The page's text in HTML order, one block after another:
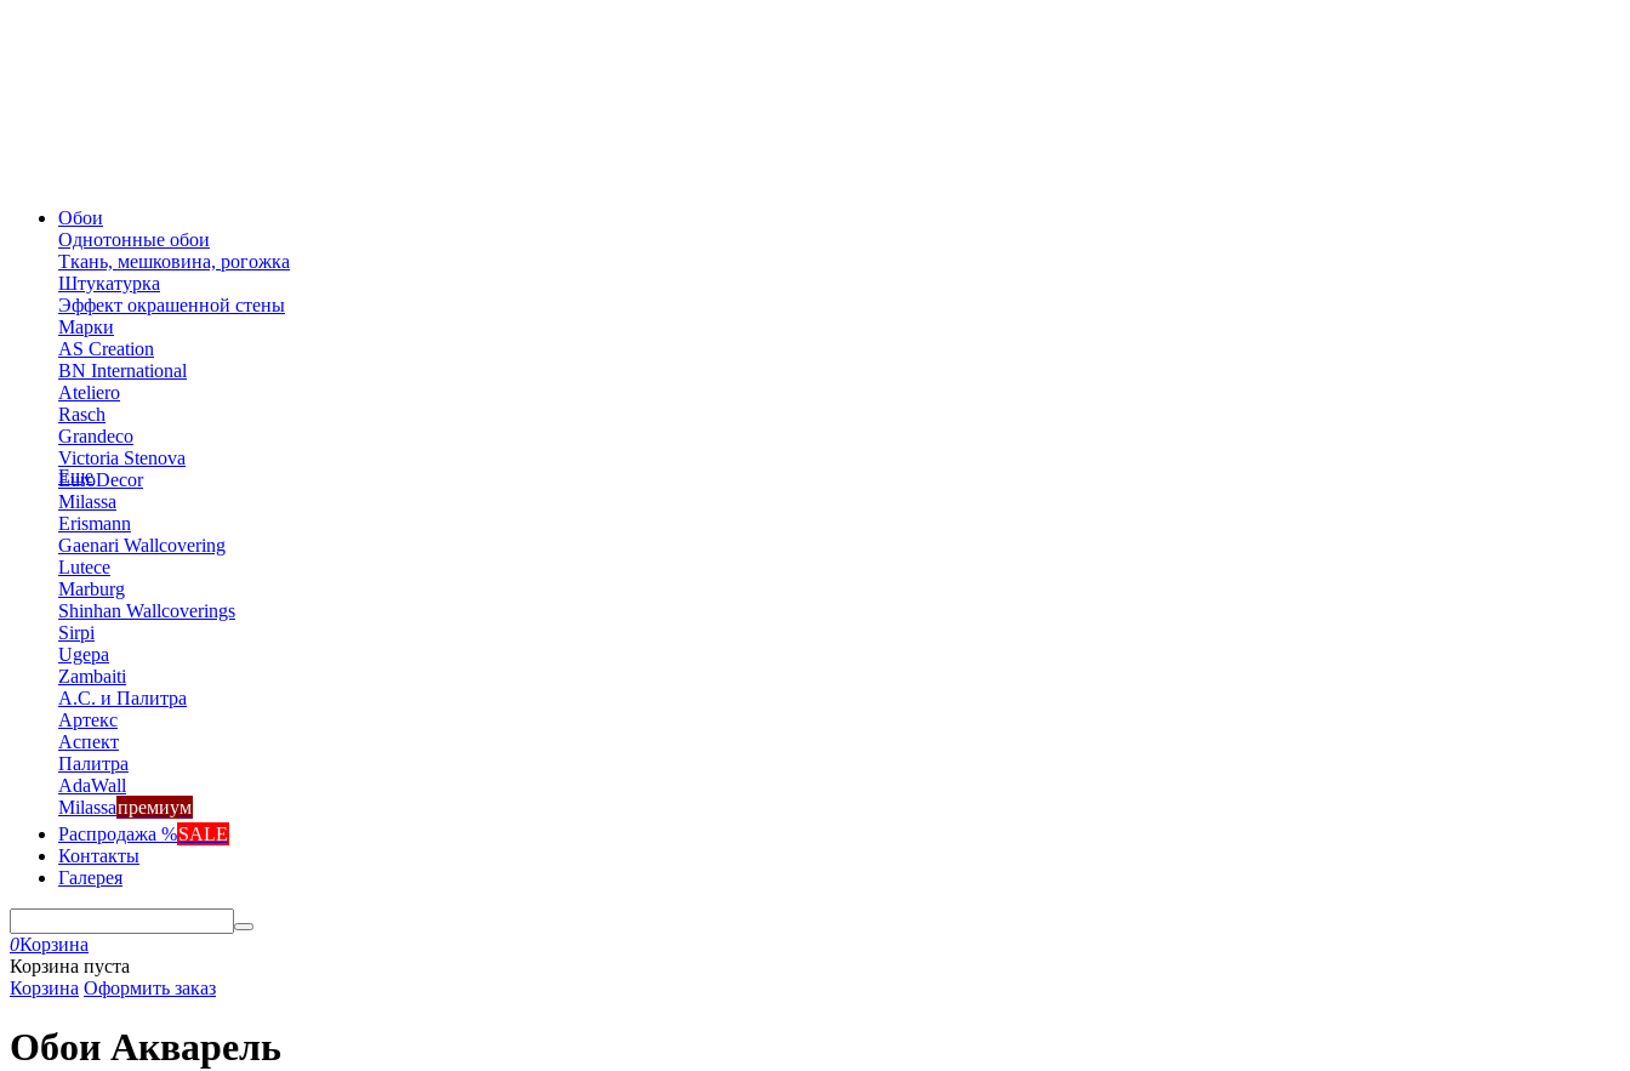
Обои
Однотонные обои
Ткань, мешковина, рогожка
Штукатурка
Эффект окрашенной стены
Марки
AS Creation
BN International
Ateliero
Rasch
Grandeco
Victoria Stenova
EuroDecor
Milassa
Erismann
Gaenari Wallcovering
Lutece
Marburg
Shinhan Wallcoverings
Sirpi
Ugepa
Zambaiti
А.С. и Палитра
Артекс
Аспект
Палитра
AdaWall
Milassaпремиум
Еще
Распродажа %SALE
Контакты
Галерея
0Корзина
Корзина пуста
Корзина Оформить заказ
Обои Акварель